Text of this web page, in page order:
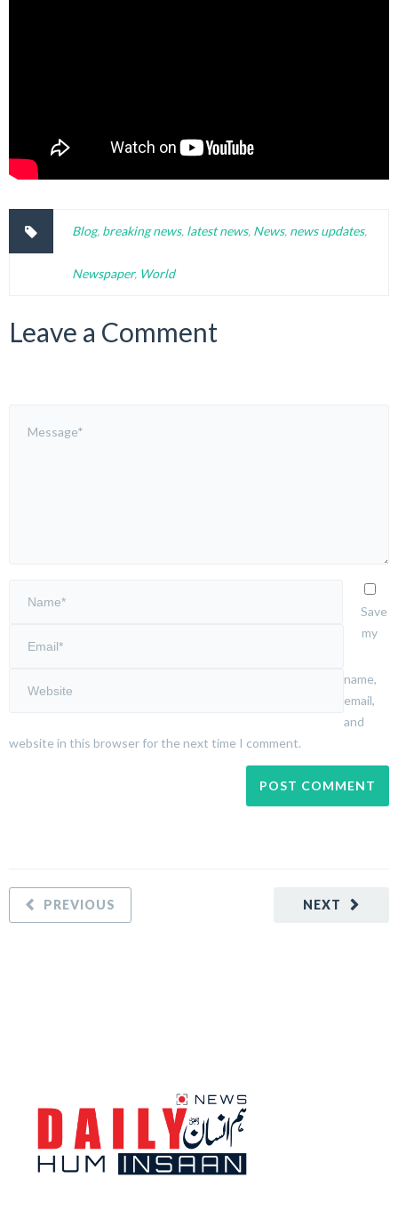
Blog, breaking news, latest news, News, news updates,
Newspaper, World
Leave a Comment
Save
my
name,
email,
and
website in this browser for the next time I comment.
NEXT
PREVIOUS